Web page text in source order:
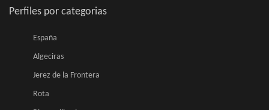
Perfiles por categorias
España
Algeciras
Jerez de la Frontera
Rota